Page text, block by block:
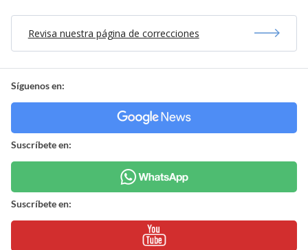
Revisa nuestra página de correcciones
Síguenos en:
Suscríbete en:
Suscríbete en: